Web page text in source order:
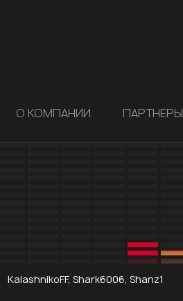
О КОМПАНИИ ПАРТНЕРЫ
KalashnikoFF, Shark6006, Shanz1